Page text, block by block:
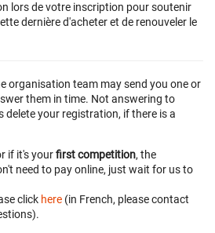
lors de votre inscription pour soutenir
dernière d'acheter et de renouveler le
organisation team may send you one or
them in time. Not answering to
delete your registration, if there is a
if it's yourfirst competition, the
need to pay online, just wait for us to
click here (in French, please contact